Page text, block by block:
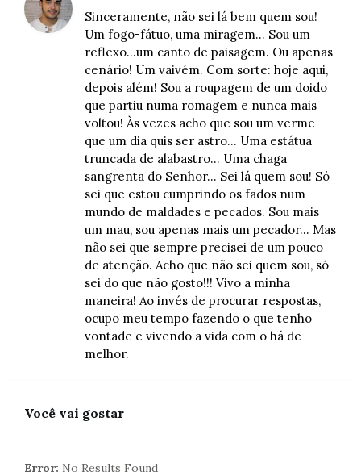
Sinceramente, não sei lá bem quem sou!
Um fogo-fátuo, uma miragem... Sou um
reflexo...um canto de paisagem. Ou apenas
cenário! Um vaivém. Com sorte: hoje aqui,
depois além! Sou a roupagem de um doido
que partiu numa romagem e nunca mais
voltou! Às vezes acho que sou um verme
que um dia quis ser astro... Uma estátua
truncada de alabastro... Uma chaga
sangrenta do Senhor... Sei lá quem sou! Só
sei que estou cumprindo os fados num
mundo de maldades e pecados. Sou mais
um mau, sou apenas mais um pecador... Mas
não sei que sempre precisei de um pouco
de atenção. Acho que não sei quem sou, só
sei do que não gosto!!! Vivo a minha
maneira! Ao invés de procurar respostas,
ocupo meu tempo fazendo o que tenho
vontade e vivendo a vida com o há de
melhor.
Você vai gostar
Error: No Results Found